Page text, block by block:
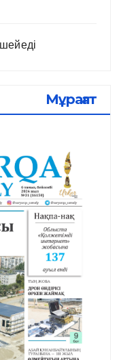
Мұрағат